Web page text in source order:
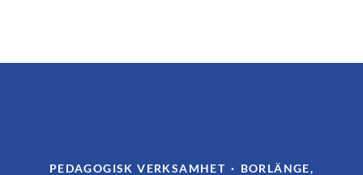
PEDAGOGISK VERKSAMHET · BORLÄNGE,